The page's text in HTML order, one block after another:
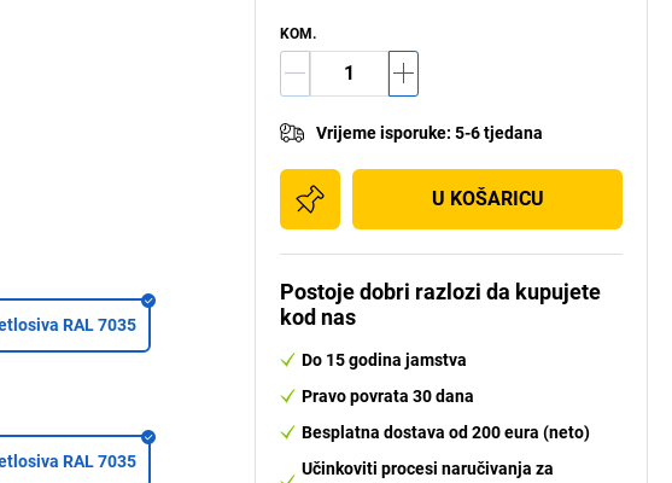
RAL 7035
RAL 7035
KOM.
Vrijeme isporuke: 5-6 tjedana
U KOŠARICU
Postoje dobri razlozi da kupujete
kod nas
Do 15 godina jamstva
Pravo povrata 30 dana
Besplatna dostava od 200 eura (neto)
Učinkoviti procesi naručivanja za